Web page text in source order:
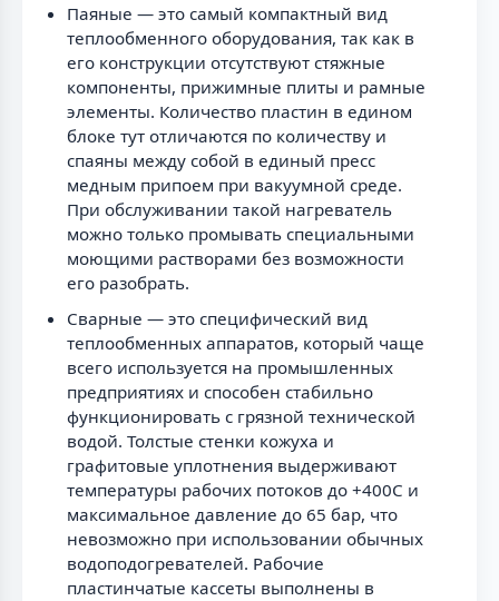
Паяные — это самый компактный вид
теплообменного оборудования, так как в
его конструкции отсутствуют стяжные
компоненты, прижимные плиты и рамные
элементы. Количество пластин в едином
блоке тут отличаются по количеству и
спаяны между собой в единый пресс
медным припоем при вакуумной среде.
При обслуживании такой нагреватель
можно только промывать специальными
моющими растворами без возможности
его разобрать.
Сварные — это специфический вид
теплообменных аппаратов, который чаще
всего используется на промышленных
предприятиях и способен стабильно
функционировать с грязной технической
водой. Толстые стенки кожуха и
графитовые уплотнения выдерживают
температуры рабочих потоков до +400C и
максимальное давление до 65 бар, что
невозможно при использовании обычных
водоподогревателей. Рабочие
пластинчатые кассеты выполнены в